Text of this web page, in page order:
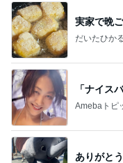
実家で晩
だいたひか
「ナイス
Amebaトピ
ありがと